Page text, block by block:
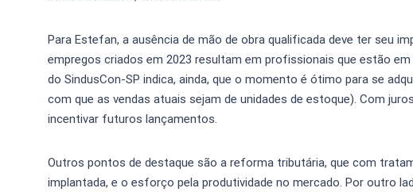
Para Estefan, a ausência de mão de obra qualificada deve ter seu
empregos criados em 2023 resultam em profissionais que estão
do SindusCon-SP indica, ainda, que o momento é ótimo para se
com que as vendas atuais sejam de unidades de estoque). Com
incentivar futuros lançamentos.
Outros pontos de destaque são a reforma tributária, que com
implantada, e o esforço pela produtividade no mercado. Por outro